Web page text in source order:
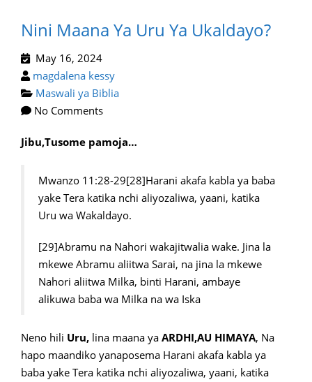
Nini Maana Ya Uru Ya Ukaldayo?
May 16, 2024
magdalena kessy
Maswali ya Biblia
No Comments
Jibu,Tusome pamoja…
Mwanzo 11:28-29[28]Harani akafa kabla ya baba
yake Tera katika nchi aliyozaliwa, yaani, katika
Uru wa Wakaldayo.
[29]Abramu na Nahori wakajitwalia wake. Jina la
mkewe Abramu aliitwa Sarai, na jina la mkewe
Nahori aliitwa Milka, binti Harani, ambaye
alikuwa baba wa Milka na wa Iska
Neno hili Uru, lina maana ya ARDHI,AU HIMAYA, Na
hapo maandiko yanaposema Harani akafa kabla ya
baba yake Tera katika nchi aliyozaliwa, yaani, katika